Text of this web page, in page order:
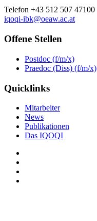
Telefon +43 512 507 47100
iqoqi-ibk@oeaw.ac.at
Offene Stellen
Postdoc (f/m/x)
Praedoc (Diss) (f/m/x)
Quicklinks
Mitarbeiter
News
Publikationen
Das IQOQI